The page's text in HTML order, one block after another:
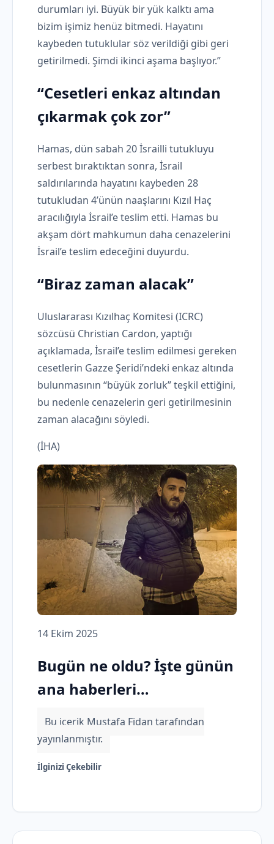
durumları iyi. Büyük bir yük kalktı ama
bizim işimiz henüz bitmedi. Hayatını
kaybeden tutuklular söz verildiği gibi geri
getirilmedi. Şimdi ikinci aşama başlıyor.”
“Cesetleri enkaz altından
çıkarmak çok zor”
Hamas, dün sabah 20 İsrailli tutukluyu
serbest bıraktıktan sonra, İsrail
saldırılarında hayatını kaybeden 28
tutukludan 4’ünün naaşlarını Kızıl Haç
aracılığıyla İsrail’e teslim etti. Hamas bu
akşam dört mahkumun daha cenazelerini
İsrail’e teslim edeceğini duyurdu.
“Biraz zaman alacak”
Uluslararası Kızılhaç Komitesi (ICRC)
sözcüsü Christian Cardon, yaptığı
açıklamada, İsrail’e teslim edilmesi gereken
cesetlerin Gazze Şeridi’ndeki enkaz altında
bulunmasının “büyük zorluk” teşkil ettiğini,
bu nedenle cenazelerin geri getirilmesinin
zaman alacağını söyledi.
(İHA)
14 Ekim 2025
Bugün ne oldu? İşte günün
ana haberleri…
Bu içerik Mustafa Fidan tarafından
yayınlanmıştır.
İlginizi Çekebilir